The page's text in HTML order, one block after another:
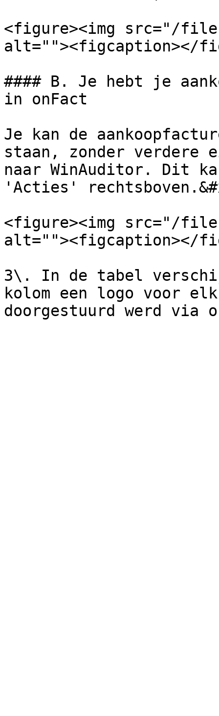
<figure><img src="/
alt=""><figcaption></
#### B. Je hebt je
in onFact
Je kan de
staan, zonder verdere
naar WinAuditor. Dit
'Acties'
<figure><img src="/files/
alt=""><figcaption></
3\. In de tabel
kolom een logo voor